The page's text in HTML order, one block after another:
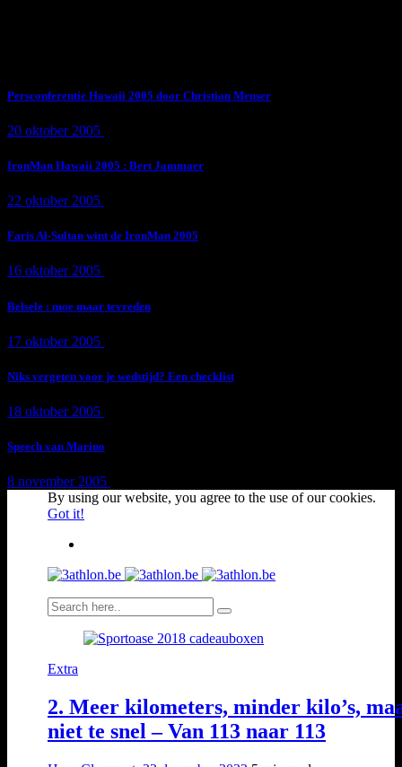
Persconferentie Hawaii 2005 door Christian Meuser
20 oktober 2005
IronMan Hawaii 2005 : Bert Jammaer
22 oktober 2005
Faris Al-Sultan wint de IronMan 2005
16 oktober 2005
Belsele : moe maar tevreden
17 oktober 2005
Niks vergeten voor je wedstijd? Een checklist
18 oktober 2005
Speech van Marino
8 november 2005
By using our website, you agree to the use of our cookies.
Got it!
Extra
2. Meer kilometers, minder kilo’s,
niet te snel – Van 113 naar 113